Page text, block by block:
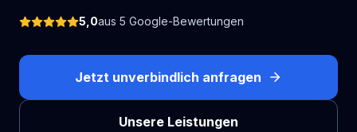
5,0aus 5 Google-Bewertungen
Jetzt unverbindlich anfragen
Unsere Leistungen